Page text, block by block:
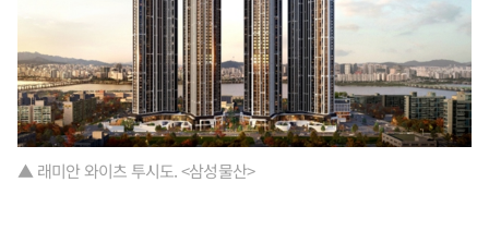
▲ 래미안 와이츠 투시도. <삼성물산>